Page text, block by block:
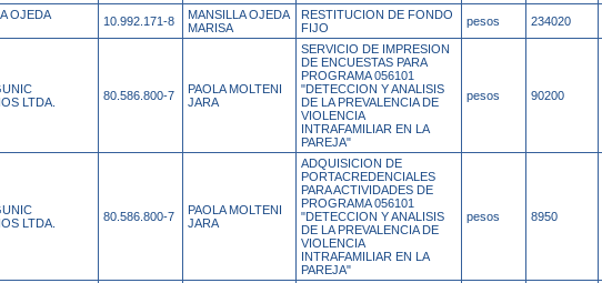
OJEDA
10.992.171-8
MANSILLA OJEDA
MARISA
RESTITUCION DE FONDO
FIJO
pesos 234020
LTDA.
80.586.800-7
PAOLA MOLTENI
JARA
SERVICIO DE IMPRESION
DE ENCUESTAS PARA
PROGRAMA 056101
"DETECCION Y ANALISIS
DE LA PREVALENCIA DE
VIOLENCIA
INTRAFAMILIAR EN LA
PAREJA"
pesos 90200
LTDA.
80.586.800-7
PAOLA MOLTENI
JARA
ADQUISICION DE
PORTACREDENCIALES
PARA ACTIVIDADES DE
PROGRAMA 056101
"DETECCION Y ANALISIS
DE LA PREVALENCIA DE
VIOLENCIA
INTRAFAMILIAR EN LA
PAREJA"
pesos 8950